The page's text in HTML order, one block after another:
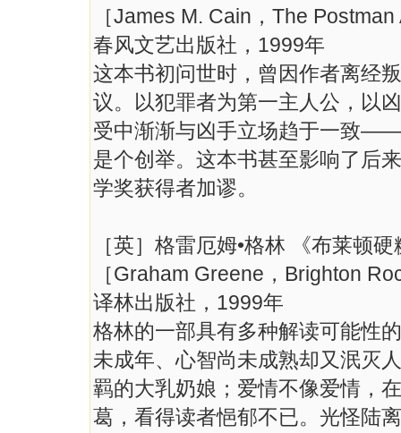
［James M. Cain，The
春风文艺出版社，1999年
这本书初问世时，曾因作者离经
议。以犯罪者为第一主人公，以
受中渐渐与凶手立场趋于一致
是个创举。这本书甚至影响了后
学奖获得者加谬。
［英］格雷厄姆•格林 《布莱顿硬
［Graham Greene，Brighton
译林出版社，1999年
格林的一部具有多种解读可能性
未成年、心智尚未成熟却又泯灭
羁的大乳奶娘；爱情不像爱情，
葛，看得读者悒郁不已。光怪陆